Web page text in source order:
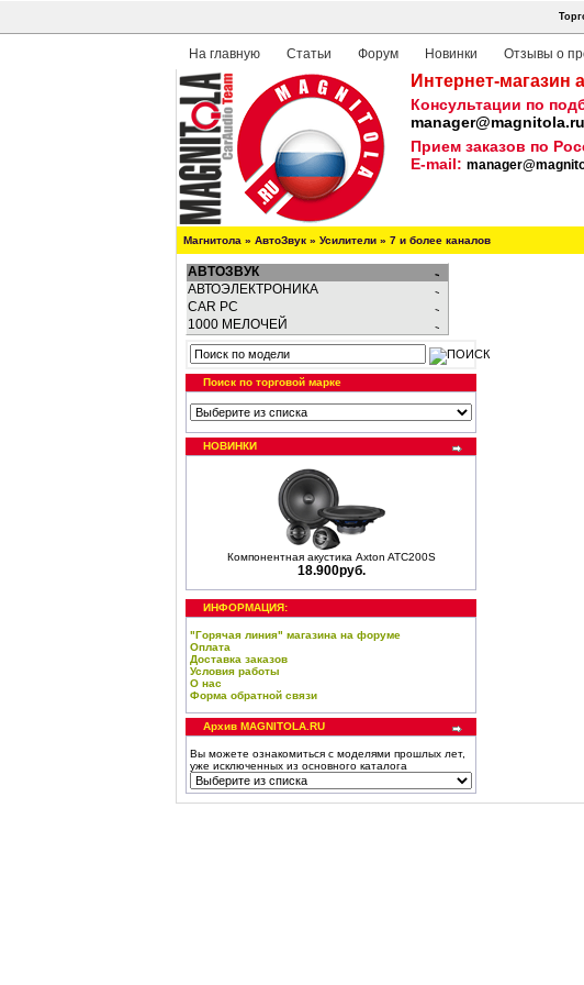
На главную Статьи Форум Новинки Отзывы о
Интернет-магазин
Консультации по
manager@magnitola.ru
Прием заказов по
E-mail:
Магнитола » АвтоЗвук » Усилители » 7 и более каналов
АВТОЗВУК
АВТОЭЛЕКТРОНИКА
CAR PC
1000 МЕЛОЧЕЙ
Поиск по торговой марке
НОВИНКИ
Компонентная акустика Axton ATC200S
18.900руб.
ИНФОРМАЦИЯ:
"Горячая линия" магазина на форуме
Оплата
Доставка заказов
Условия работы
О нас
Форма обратной связи
Архив MAGNITOLA.RU
Вы можете ознакомиться с моделями прошлых лет,
уже исключенных из основного каталога